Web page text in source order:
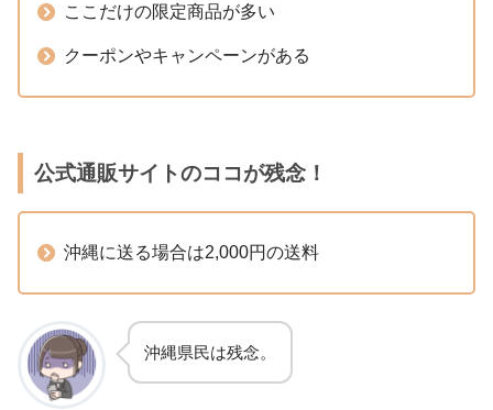
ここだけの限定商品が多い
クーポンやキャンペーンがある
公式通販サイトのココが残念！
沖縄に送る場合は2,000円の送料
沖縄県民は残念。